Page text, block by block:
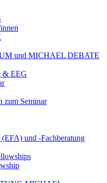
und MICHAEL DEBATE
& EEG
zum Seminar
(EFA) und -Fachberatung